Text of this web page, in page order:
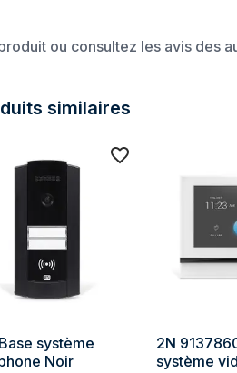
Oui
107 mm
130 mm
ou consultez les avis des
similaires
système
Noir
2N
système